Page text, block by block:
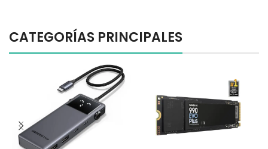
CATEGORÍAS PRINCIPALES